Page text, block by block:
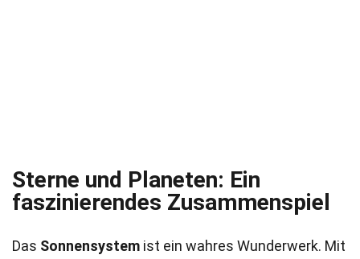
Sterne und Planeten: Ein
faszinierendes Zusammenspiel
Das Sonnensystem ist ein wahres Wunderwerk. Mit